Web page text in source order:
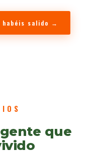
habéis salido →
que